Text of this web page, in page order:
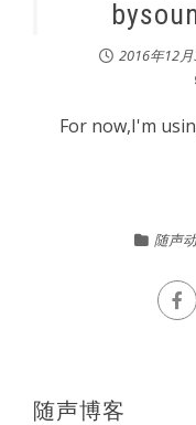
2016年12
For now,I'm
随声
随声博客